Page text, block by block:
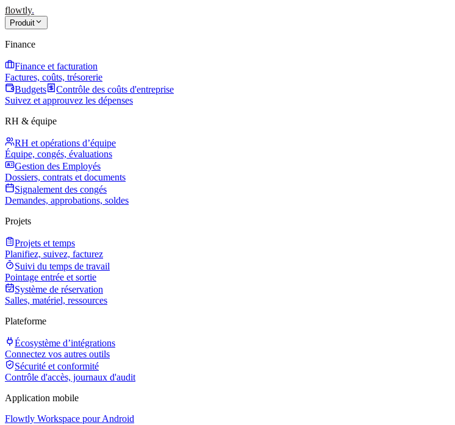
flowtly.
Produit
Finance
Finance et facturation
Factures, coûts, trésorerie
Budgets
Contrôle des coûts d'entreprise
Suivez et approuvez les dépenses
RH & équipe
RH et opérations d’équipe
Équipe, congés, évaluations
Gestion des Employés
Dossiers, contrats et documents
Signalement des congés
Demandes, approbations, soldes
Projets
Projets et temps
Planifiez, suivez, facturez
Suivi du temps de travail
Pointage entrée et sortie
Système de réservation
Salles, matériel, ressources
Plateforme
Écosystème d’intégrations
Connectez vos autres outils
Sécurité et conformité
Contrôle d'accès, journaux d'audit
Application mobile
Flowtly Workspace pour Android